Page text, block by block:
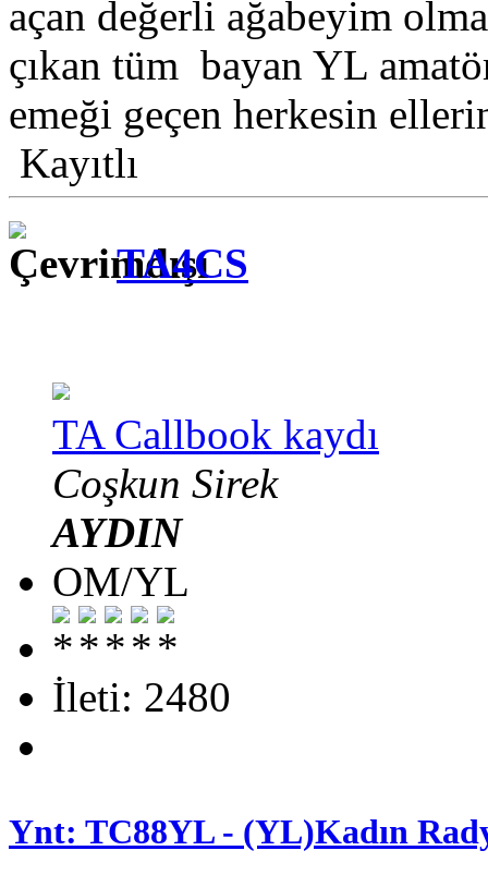
açan değerli ağabeyim
çıkan tüm bayan YL
emeği geçen herkesin
Kayıtlı
TA4CS
TA Callbook kaydı
Coşkun Sirek
AYDIN
OM/YL
İleti: 2480
Ynt: TC88YL - (YL)Kadın